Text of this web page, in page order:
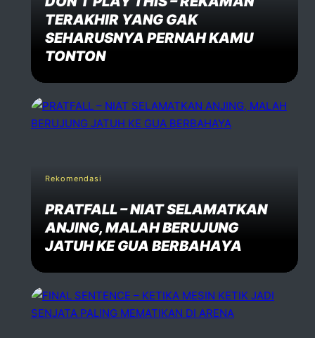
TERAKHIR YANG GAK
SEHARUSNYA PERNAH KAMU
TONTON
Rekomendasi
PRATFALL – NIAT SELAMATKAN
ANJING, MALAH BERUJUNG
JATUH KE GUA BERBAHAYA